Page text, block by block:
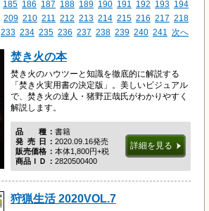
185 186 187 188 189 190 191 192 193 194
209 210 211 212 213 214 215 216 217 218
233 234 235 236 237 238 239 240 241 次へ
焚き火の本
焚き火のハウツーと知識を徹底的に解説する
「焚き火実用書の決定版」。美しいビジュアル
で、焚き火の達人・猪野正哉氏がわかりやすく
解説します。
品種書籍
発売日 2020.09.16発売
販売価格
本体1,800円+税
商品ＩＤ
2820500400
詳細を見る
狩猟生活 2020VOL.7